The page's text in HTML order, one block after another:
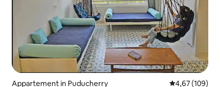
Appartement in Puducherry Gemiddelde
4,67 (109)